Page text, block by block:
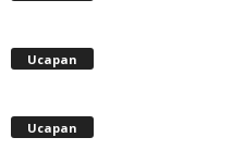
Ucapan
Ucapan